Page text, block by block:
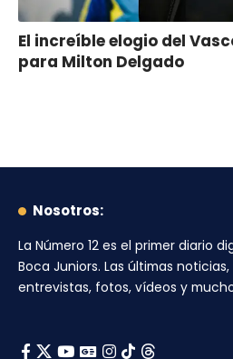
El increíble elogio del
para Milton Delgado
Nosotros:
La Número 12 es el primer diario
Boca Juniors. Las últimas
entrevistas, fotos, vídeos y